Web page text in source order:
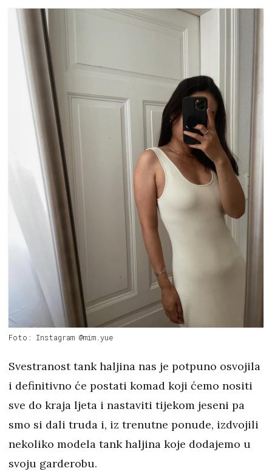
Foto: Instagram @mim.yue
Svestranost tank haljina nas je potpuno osvojila
i definitivno će postati komad koji ćemo nositi
sve do kraja ljeta i nastaviti tijekom jeseni pa
smo si dali truda i, iz trenutne ponude, izdvojili
nekoliko modela tank haljina koje dodajemo u
svoju garderobu.